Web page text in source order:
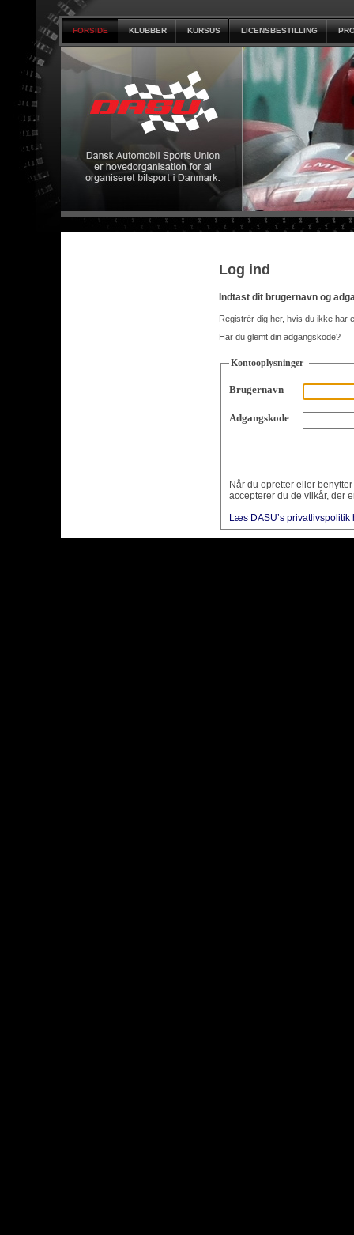
FORSIDE KLUBBER KURSUS LICENSBESTILLING
Log ind
Indtast dit brugernavn og
Registrér dig her, hvis du ikke har
Har du glemt din adgangskode?
Kontooplysninger
Brugernavn
Adgangskode
Når du opretter eller
accepterer du de vilkår, der
Læs DASU’s privatlivspolitik